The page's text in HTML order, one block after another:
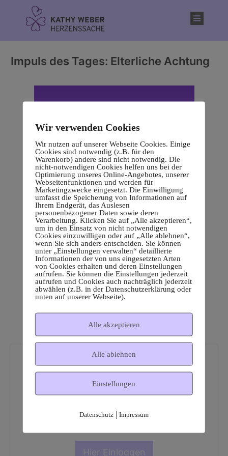
Impuls des Tages: Elterliche Achtung
Dies ist ein geschützter
Mitgliederbereich!
Hier Einloggen
Wir verwenden Cookies
Wir nutzen auf unserer Webseite Cookies. Einige
Cookies sind notwendig (z.B. für den
Warenkorb) andere sind nicht notwendig. Die
nicht-notwendigen Cookies helfen uns bei der
Optimierung unseres Online-Angebotes, unserer
Webseitenfunktionen und werden für
Marketingzwecke eingesetzt. Die Einwilligung
umfasst die Speicherung von Informationen auf
Ihrem Endgerät, das Auslesen
personenbezogener Daten sowie deren
Verarbeitung. Klicken Sie auf „Alle akzeptieren“,
um in den Einsatz von nicht notwendigen
Cookies einzuwilligen oder auf „Alle ablehnen“,
wenn Sie sich anders entscheiden. Sie können
unter „Einstellungen verwalten“ detaillierte
Informationen der von uns eingesetzten Arten
von Cookies erhalten und deren Einstellungen
aufrufen. Sie können die Einstellungen jederzeit
aufrufen und Cookies auch nachträglich jederzeit
abwählen (z.B. in der Datenschutzerklärung oder
unten auf unserer Webseite).
Alle akzeptieren
Alle ablehnen
Einstellungen
Datenschutz| Impressum